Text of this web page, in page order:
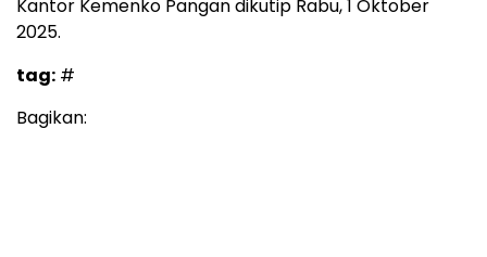
Kantor Kemenko Pangan dikutip Rabu, 1 Oktober
2025.
tag: #
Bagikan: